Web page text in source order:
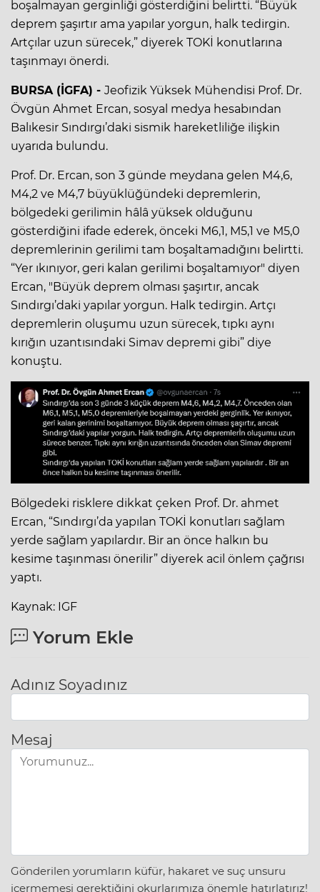
boşalmayan gerginliği gösterdiğini belirtti. “Büyük
deprem şaşırtır ama yapılar yorgun, halk tedirgin.
Artçılar uzun sürecek,” diyerek TOKİ konutlarına
taşınmayı önerdi.
BURSA (İGFA) - Jeofizik Yüksek Mühendisi Prof. Dr.
Övgün Ahmet Ercan, sosyal medya hesabından
Balıkesir Sındırgı’daki sismik hareketliliğe ilişkin
uyarıda bulundu.
Prof. Dr. Ercan, son 3 günde meydana gelen M4,6,
M4,2 ve M4,7 büyüklüğündeki depremlerin,
bölgedeki gerilimin hâlâ yüksek olduğunu
gösterdiğini ifade ederek, önceki M6,1, M5,1 ve M5,0
depremlerinin gerilimi tam boşaltamadığını belirtti.
“Yer ıkınıyor, geri kalan gerilimi boşaltamıyor" diyen
Ercan, "Büyük deprem olması şaşırtır, ancak
Sındırgı’daki yapılar yorgun. Halk tedirgin. Artçı
depremlerin oluşumu uzun sürecek, tıpkı aynı
kırığın uzantısındaki Simav depremi gibi” diye
konuştu.
Bölgedeki risklere dikkat çeken Prof. Dr. ahmet
Ercan, “Sındırgı’da yapılan TOKİ konutları sağlam
yerde sağlam yapılardır. Bir an önce halkın bu
kesime taşınması önerilir” diyerek acil önlem çağrısı
yaptı.
Kaynak: IGF
Yorum Ekle
Adınız Soyadınız
Mesaj
Gönderilen yorumların küfür, hakaret ve suç unsuru
içermemesi gerektiğini okurlarımıza önemle hatırlatırız!